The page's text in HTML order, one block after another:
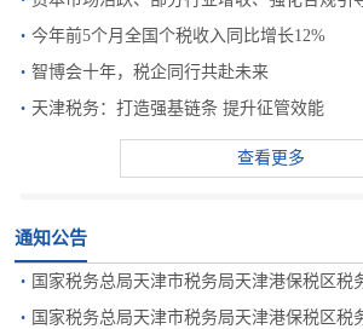
· 今年前5个月全国个税收入同比增长12%
· 智博会十年，税企同行共赴未来
· 天津税务：打造强基链条 提升征管效能
查看更多
通知公告
·
·